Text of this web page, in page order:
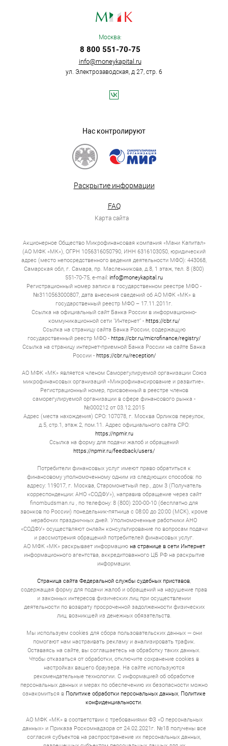
Москва:
8 800 551-70-75
info@moneykapital.ru
ул. Электрозаводская, д 27, стр. 6
Нас контролируют
Раскрытие информации
FAQ
Карта сайта
Акционерное Общество Микрофинансовая компания «Мани Капитал»
(АО МФК «МК»), ОГРН 1056316050790, ИНН 6316103050, юридический
адрес (место непосредственного ведения деятельности МФО): 443068,
Самарская обл, г. Самара, пр. Масленникова, д.8, 1 этаж, тел. 8 (800)
551-70-75, e-mail: info@moneykapital.ru
Регистрационный номер записи в государственном реестре МФО -
№3110563000807, дата внесения сведений об АО МФК «МК» в
государственный реестр МФО – 17.11.2011г.
Ссылка на официальный сайт Банка России в информационно-
коммуникационной сети "Интернет" - https://cbr.ru/
Ссылка на страницу сайта Банка России, содержащую
государственный реестр МФО - https://cbr.ru/microfinance/registry/
Ссылка на страницу интернет-приемной Банка России на сайте Банка
России - https://cbr.ru/reception/
АО МФК «МК» является членом Саморегулируемой организации Союз
микрофинансовых организаций «Микрофинансирование и развитие».
Регистрационный номер, присвоенный в реестре членов
саморегулируемой организации в сфере финансового рынка -
№000212 от 03.12.2015
Адрес (места нахождения) СРО: 107078, г. Москва Орликов переулок,
д.5, стр.1, этаж 2, пом.11. Адрес официального сайта СРО:
https://npmir.ru
Ссылка на форму для подачи жалоб и обращений
https://npmir.ru/feedback/users/
Потребители финансовых услуг имеют право обратиться к
финансовому уполномоченному одним из следующих способов: по
адресу: 119017, г. Москва, Старомонетный пер., дом 3 (Получатель
корреспонденции: АНО «СОДФУ»), направив обращение через сайт
finombudsman.ru , по телефону: 8 (800) 200-00-10 (бесплатно для
звонков по России) понедельник-пятница с 08:00 до 20:00 (МСК), кроме
нерабочих праздничных дней. Уполномоченные работники АНО
«СОДФУ» осуществляют онлайн консультирование по вопросам подачи
и рассмотрения обращений потребителей финансовых услуг.
АО МФК «МК» раскрывает информацию на странице в сети Интернет
информационного агентства, аккредитованного ЦБ РФ на раскрытие
информации.
Страница сайта Федеральной службы судебных приставов,
содержащая форму для подачи жалоб и обращений на нарушение прав
и законных интересов физических лиц при осуществлении
деятельности по возврату просроченной задолженности физических
лиц, возникшей из денежных обязательств.
Мы используем cookies для сбора пользовательских данных — они
помогают нам настраивать рекламу и анализировать трафик.
Оставаясь на сайте, вы соглашаетесь на обработку таких данных.
Чтобы отказаться от обработки, отключите сохранение cookies в
настройках вашего браузера. На сайте используются
рекомендательные технологии. С информацией об обработке
персональных данных и мерах по обеспечению их безопасности можно
ознакомиться в Политике обработки персональных данных, Политике
конфиденциальности.
АО МФК «МК» в соответствии с требованиями ФЗ «О персональных
данных» и Приказа Роскомнадзора от 24.02.2021г. №18 получены все
согласия субъектов на распространение их персональных данных,